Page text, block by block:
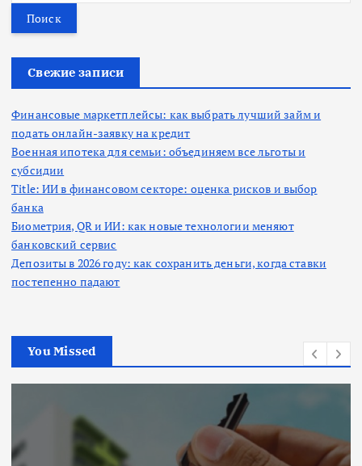
т
Свежие записи
Финансовые маркетплейсы: как выбрать лучший займ и
подать онлайн-заявку на кредит
Военная ипотека для семьи: объединяем все льготы и
субсидии
Title: ИИ в финансовом секторе: оценка рисков и выбор
банка
Биометрия, QR и ИИ: как новые технологии меняют
банковский сервис
Депозиты в 2026 году: как сохранить деньги, когда ставки
постепенно падают
You Missed